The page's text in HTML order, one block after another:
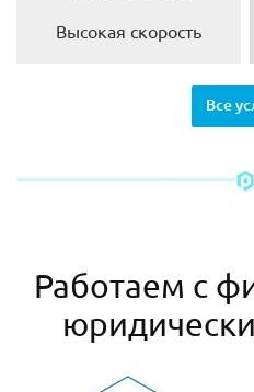
Высокая скорость
Все
Работаем с